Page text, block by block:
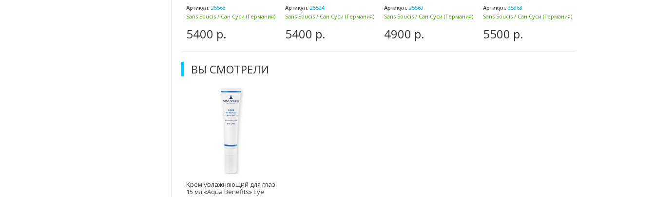
Артикул: 25563
Sans Soucis / Сан Суси (Германия)
5400 р.
Артикул: 25524
Sans Soucis / Сан Суси (Германия)
5400 р.
Артикул: 25569
Sans Soucis / Сан Суси (Германия)
4900 р.
Артикул: 25363
Sans Soucis / Сан Суси (Германия)
5500 р.
ВЫ СМОТРЕЛИ
Крем увлажняющий для глаз
15 мл «Aqua Benefits» Eye